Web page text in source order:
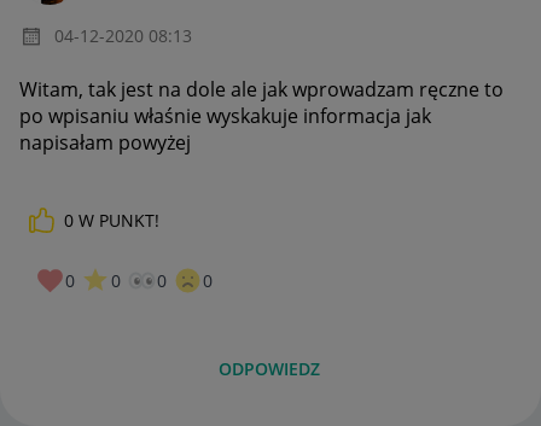
‎04-12-2020 08:13
Witam, tak jest na dole ale jak wprowadzam ręczne to
po wpisaniu właśnie wyskakuje informacja jak
napisałam powyżej
0 W PUNKT!
0 0 0 0
ODPOWIEDZ